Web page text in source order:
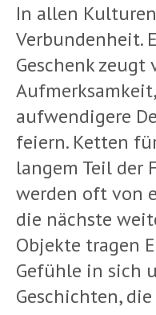
In allen
Verbundenheit.
Geschenk zeugt
aufwendigere
feiern. Ketten
langem Teil
werden oft von
die nächste
Objekte tragen
Gefühle in sich
Geschichten,